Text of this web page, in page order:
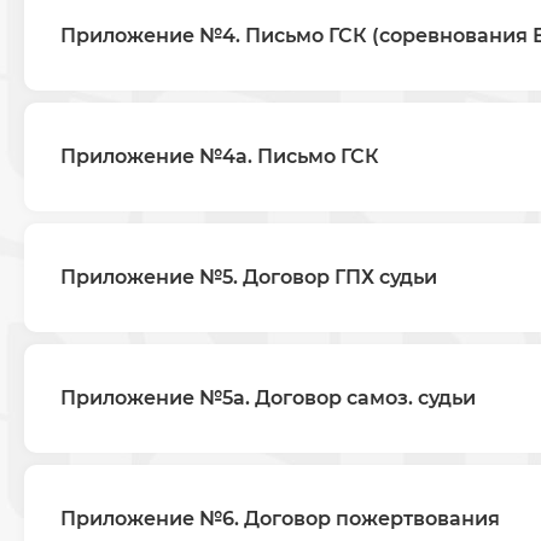
Приложение №4. Письмо ГСК (соревнования
Приложение №4а. Письмо ГСК
Приложение №5. Договор ГПХ судьи
Приложение №5а. Договор самоз. судьи
Приложение №6. Договор пожертвования